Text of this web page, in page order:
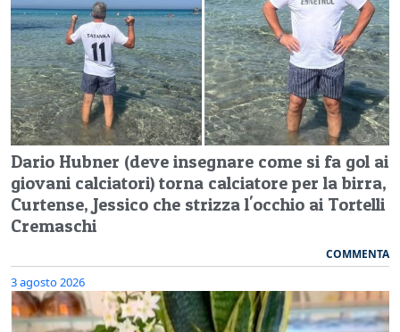
Dario Hubner (deve insegnare come si fa gol ai
giovani calciatori) torna calciatore per la birra,
Curtense, Jessico che strizza l'occhio ai Tortelli
Cremaschi
COMMENTA
3 agosto 2026